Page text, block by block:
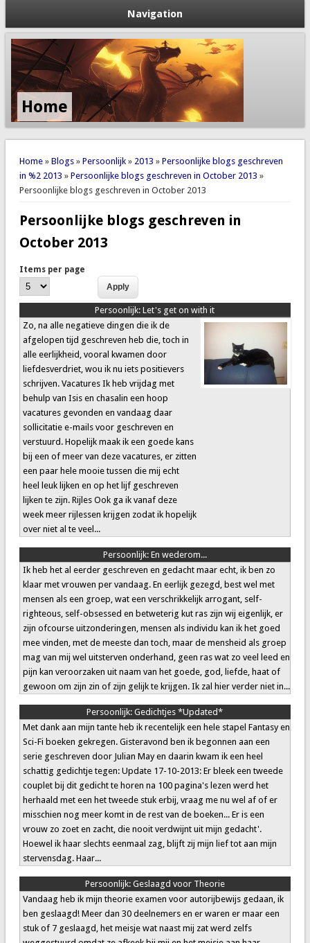
Navigation
Home
You are here
Home» Blogs» Persoonlijk» 2013 » Persoonlijke blogs geschreven
in %2 2013 » Persoonlijke blogs geschreven in October 2013 »
Persoonlijke blogs geschreven in October 2013
Persoonlijke blogs geschreven in
October 2013
Items per page
Persoonlijk:Let's get on with it
Zo, na alle negatieve dingen die ik de
afgelopen tijd geschreven heb die, toch in
alle eerlijkheid, vooral kwamen door
liefdesverdriet, wou ik nu iets positievers
schrijven. Vacatures Ik heb vrijdag met
behulp van Isis en chasalin een hoop
vacatures gevonden en vandaag daar
sollicitatie e-mails voor geschreven en
verstuurd. Hopelijk maak ik een goede kans
bij een of meer van deze vacatures, er zitten
een paar hele mooie tussen die mij echt
heel leuk lijken en op het lijf geschreven
lijken te zijn. Rijles Ook ga ik vanaf deze
week meer rijlessen krijgen zodat ik hopelijk
over niet al te veel...
Persoonlijk: En wederom...
Ik heb het al eerder geschreven en gedacht maar echt, ik ben zo
klaar met vrouwen per vandaag. En eerlijk gezegd, best wel met
mensen als een groep, wat een verschrikkelijk arrogant, self-
righteous, self-obsessed en betweterig kut ras zijn wij eigenlijk, er
zijn ofcourse uitzonderingen, mensen als individu kan ik het goed
mee vinden, met de meeste dan toch, maar de mensheid als groep
mag van mij wel uitsterven onderhand, geen ras wat zo veel leed en
pijn kan veroorzaken uit naam van het goede, god, liefde, haat of
gewoon om zijn zin of zijn gelijk te krijgen. Ik zal hier verder niet in...
Persoonlijk:Gedichtjes *Updated*
Met dank aan mijn tante heb ik recentelijk een hele stapel Fantasy en
Sci-Fi boeken gekregen. Gisteravond ben ik begonnen aan een
serie geschreven door Julian May en daarin kwam ik een heel
schattig gedichtje tegen: Update 17-10-2013: Er bleek een tweede
couplet bij dit gedicht te horen na 100 pagina's lezen werd het
herhaald met een het tweede stuk erbij, vraag me nu wel af of er
misschien nog meer komt in de rest van de boeken... Er is een
vrouw zo zoet en zacht, die nooit verdwijnt uit mijn gedacht'.
Hoewel ik haar slechts eenmaal zag, blijft zij mijn lief tot aan mijn
stervensdag. Haar...
Persoonlijk: Geslaagd voor Theorie
Vandaag heb ik mijn theorie examen voor autorijbewijs gedaan, ik
ben geslaagd! Meer dan 30 deelnemers en er waren er maar een
stuk of 7 geslaagd, het meisje wat naast mij zat werd zelfs